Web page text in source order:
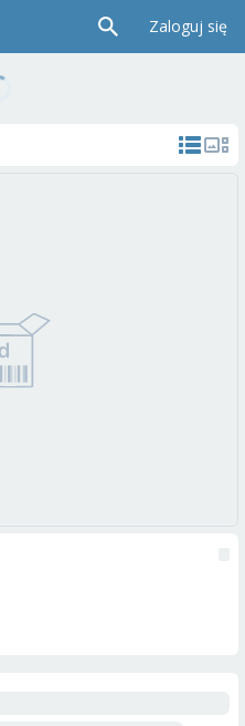
Zaloguj się